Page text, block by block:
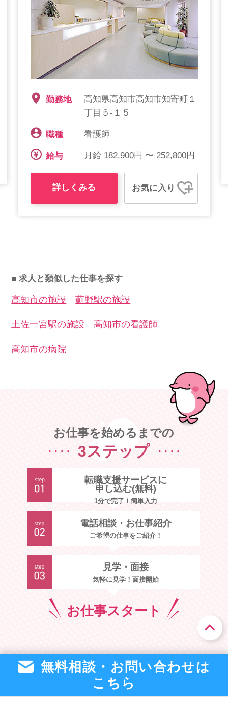
勤務地
高知県高知市高知市知寄町１
丁目５-１５
職種 看護師
給与 月給 182,900円 〜 252,800円
詳しくみる お気に入り
■ 求人と類似した仕事を探す
高知市の施設 薊野駅の施設
土佐一宮駅の施設 高知市の看護師
高知市の病院
お仕事を始めるまでの
3ステップ
転職支援サービスに
申し込む(無料)
1分で完了！簡単入力
電話相談・お仕事紹介
ご希望の仕事をご紹介！
見学・面接
気軽に見学！面接開始
お仕事スタート
無料相談・お問い合わせは
こちら